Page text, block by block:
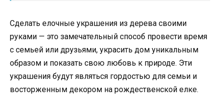
Сделать елочные украшения из дерева своими
руками — это замечательный способ провести время
с семьей или друзьями, украсить дом уникальным
образом и показать свою любовь к природе. Эти
украшения будут являться гордостью для семьи и
восторженным декором на рождественской елке.